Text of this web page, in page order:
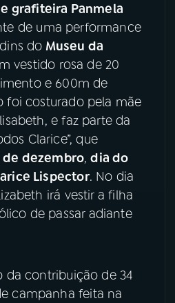
Facebook
grafiteira Panmela
de uma performance
do Museu da
vestido rosa de 20
e 600m de
foi costurado pela mãe
e faz parte da
Clarice”, que
de dezembro,dia do
Lispector. No dia
irá vestir a filha
de passar adiante
da contribuição de 34
campanha feita na